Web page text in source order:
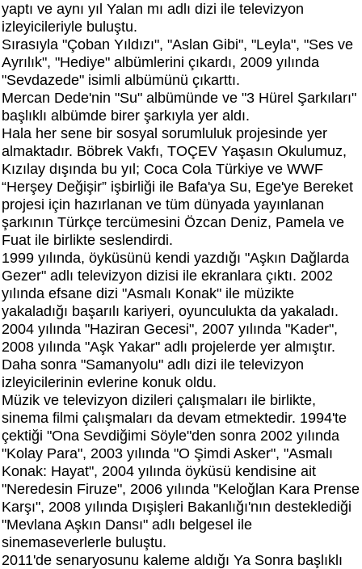
yaptı ve aynı yıl Yalan mı adlı dizi ile televizyon
izleyicileriyle buluştu.
Sırasıyla "Çoban Yıldızı", "Aslan Gibi", "Leyla", "Ses ve
Ayrılık", "Hediye" albümlerini çıkardı, 2009 yılında
"Sevdazede" isimli albümünü çıkarttı.
Mercan Dede'nin "Su" albümünde ve "3 Hürel Şarkıları"
başlıklı albümde birer şarkıyla yer aldı.
Hala her sene bir sosyal sorumluluk projesinde yer
almaktadır. Böbrek Vakfı, TOÇEV Yaşasın Okulumuz,
Kızılay dışında bu yıl; Coca Cola Türkiye ve WWF
“Herşey Değişir” işbirliği ile Bafa'ya Su, Ege'ye Bereket
projesi için hazırlanan ve tüm dünyada yayınlanan
şarkının Türkçe tercümesini Özcan Deniz, Pamela ve
Fuat ile birlikte seslendirdi.
1999 yılında, öyküsünü kendi yazdığı "Aşkın Dağlarda
Gezer" adlı televizyon dizisi ile ekranlara çıktı. 2002
yılında efsane dizi "Asmalı Konak" ile müzikte
yakaladığı başarılı kariyeri, oyunculukta da yakaladı.
2004 yılında "Haziran Gecesi", 2007 yılında "Kader",
2008 yılında "Aşk Yakar" adlı projelerde yer almıştır.
Daha sonra "Samanyolu" adlı dizi ile televizyon
izleyicilerinin evlerine konuk oldu.
Müzik ve televizyon dizileri çalışmaları ile birlikte,
sinema filmi çalışmaları da devam etmektedir. 1994'te
çektiği "Ona Sevdiğimi Söyle"den sonra 2002 yılında
"Kolay Para", 2003 yılında "O Şimdi Asker", "Asmalı
Konak: Hayat", 2004 yılında öyküsü kendisine ait
"Neredesin Firuze", 2006 yılında "Keloğlan Kara Prense
Karşı", 2008 yılında Dışişleri Bakanlığı'nın desteklediği
"Mevlana Aşkın Dansı" adlı belgesel ile
sinemaseverlerle buluştu.
2011'de senaryosunu kaleme aldığı Ya Sonra başlıklı